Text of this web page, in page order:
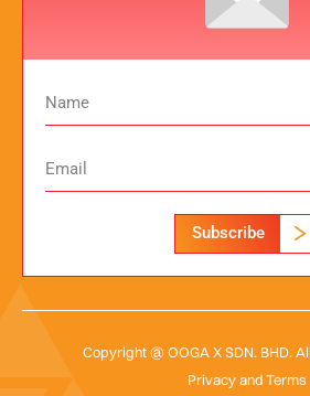
Subscribe
Copyright @ OOGA X SDN. BHD.
Privacy and Terms